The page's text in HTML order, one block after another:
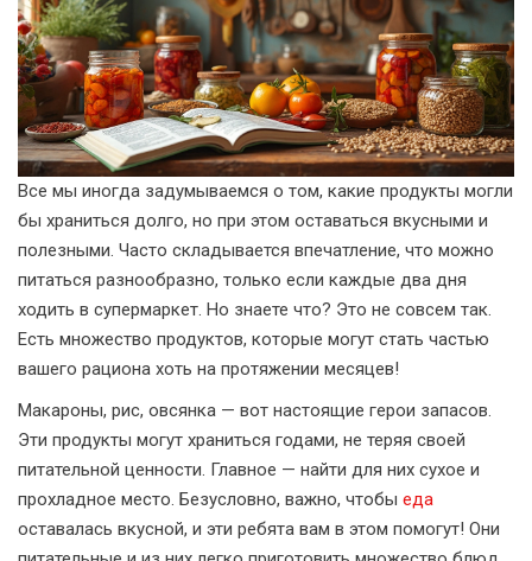
Все мы иногда задумываемся о том, какие продукты могли
бы храниться долго, но при этом оставаться вкусными и
полезными. Часто складывается впечатление, что можно
питаться разнообразно, только если каждые два дня
ходить в супермаркет. Но знаете что? Это не совсем так.
Есть множество продуктов, которые могут стать частью
вашего рациона хоть на протяжении месяцев!
Макароны, рис, овсянка — вот настоящие герои запасов.
Эти продукты могут храниться годами, не теряя своей
питательной ценности. Главное — найти для них сухое и
прохладное место. Безусловно, важно, чтобы еда
оставалась вкусной, и эти ребята вам в этом помогут! Они